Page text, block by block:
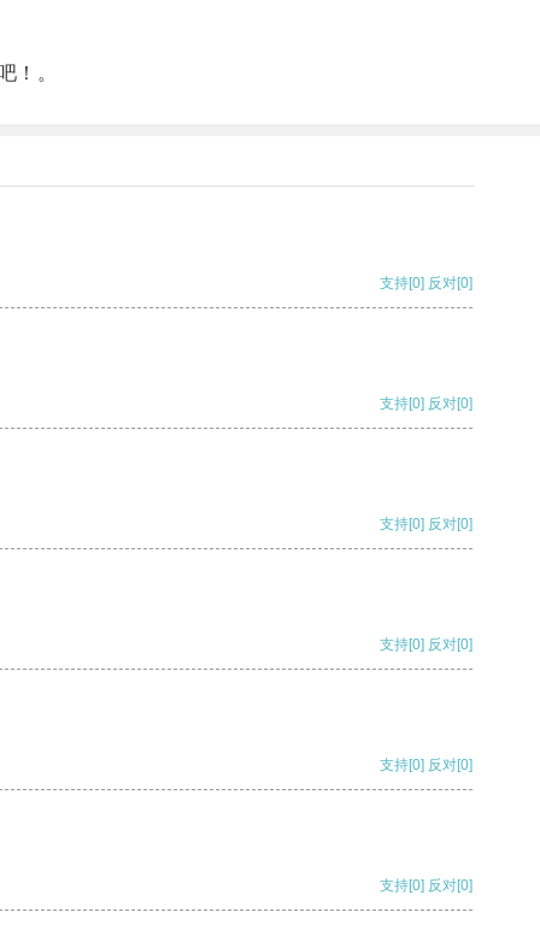
！。
支持[0] 反对[0]
支持[0] 反对[0]
支持[0] 反对[0]
支持[0] 反对[0]
支持[0] 反对[0]
支持[0] 反对[0]